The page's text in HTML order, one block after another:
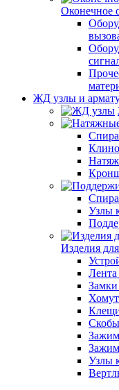
Оконечное
ЖД узлы и
Узлы
Изделия
Скобы
Узлы